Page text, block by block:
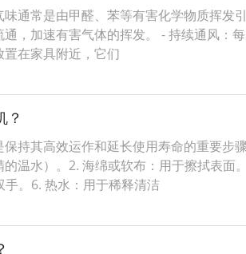
通常是由甲醛、苯等有害化学物质挥发
，加速有害气体的挥发。 - 持续通风：
在家具附近，它们
？
持其高效运作和延长使用寿命的重要
温水）。2. 海绵或软布：用于擦拭表
。6. 热水：用于稀释清洁